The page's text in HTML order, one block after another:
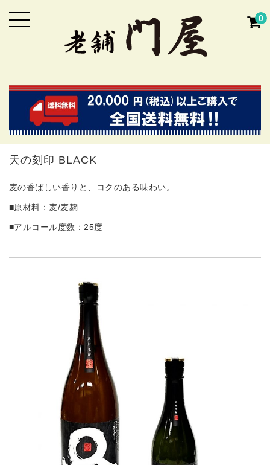
0
天の刻印 BLACK
麦の香ばしい香りと、コクのある味わい。
■原材料：麦/麦麹
■アルコール度数：25度